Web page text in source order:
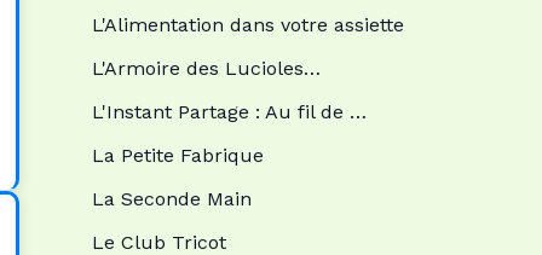
L'Alimentation dans votre assiette
L'Armoire des Lucioles…
L'Instant Partage : Au fil de …
La Petite Fabrique
La Seconde Main
Le Club Tricot